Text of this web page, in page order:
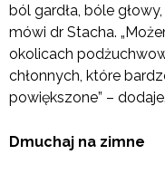
ból gardła, bóle
mówi dr Stacha.
okolicach
chłonnych, które
powiększone” – dodaje.
Dmuchaj na zimne